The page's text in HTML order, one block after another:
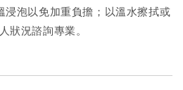
浸泡以免加重負擔；以溫水擦拭或
狀況諮詢專業。